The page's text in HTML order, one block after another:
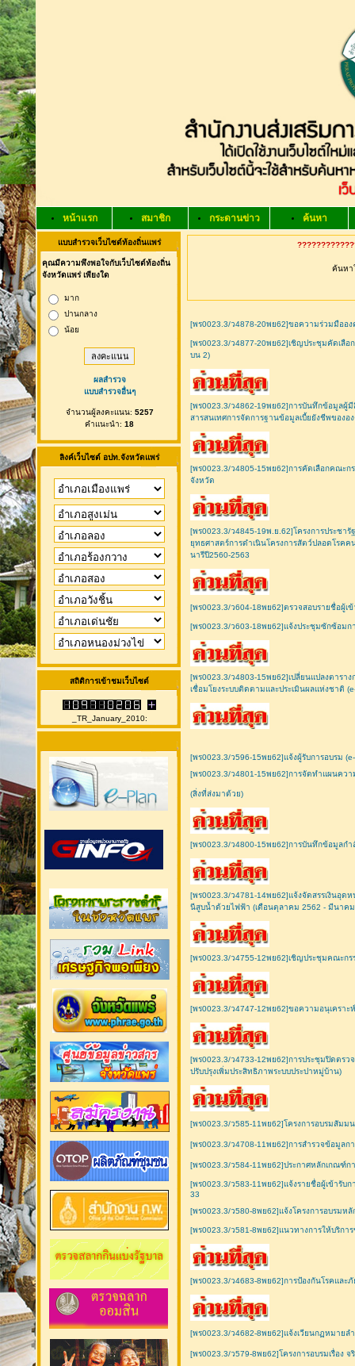
หน้าแรก สมาชิก กระดานข่าว ค้นหา
แบบสำรวจเว็บไซต์ท้องถิ่นแพร่
คุณมีความพึงพอใจกับเว็บไซต์ท้องถิ่น
จังหวัดแพร่ เพียงใด
มาก
ปานกลาง
น้อย
ผลสำรวจ
แบบสำรวจอื่นๆ
จำนวนผู้ลงคะแนน: 5257
คำแนะนำ: 18
ลิงค์เว็บไซต์ อปท.จังหวัดแพร่
สถิติการเข้าชมเว็บไซต์
_TR_January_2010:
ค้นหา
[พร0023.3/ว4878-20พย62]ขอความร่วมมืออ
[พร0023.3/ว4877-20พย62]เชิญประชุมคัดเลื
บน 2)
[พร0023.3/ว4862-19พย62]การบันทึกข้อมูลผู้มี
สารสนเทศการจัดการฐานข้อมูลเบี้ยยังชีพของอ
[พร0023.3/ว4805-15พย62]การคัดเลือกคณะ
จังหวัด
[พร0023.3/ว4845-19พ.ย.62]โครงการประช
ยุทธศาสตร์การดำเนินโครงการสัตว์ปลอดโรค
นารีปี2560-2563
[พร0023.3/ว604-18พย62]ตรวจสอบรายชื่อผู้เ
[พร0023.3/ว603-18พย62]แจ้งประชุมซักซ้อม
[พร0023.3/ว4803-15พย62]เปลี่ยนแปลงตารา
เชื่อมโยงระบบติดตามและประเมินผลแห่งชาติ
[พร0023.3/ว596-15พย62]แจ้งผู้รับการอบรม
[พร0023.3/ว4801-15พย62]การจัดทำแผนคว
(สิ่งที่ส่งมาด้วย)
[พร0023.3/ว4800-15พย62]การบันทึกข้อมูลก
[พร0023.3/ว4781-14พย62]แจ้งจัดสรรเงินอุ
นีสูบน้ำด้วยไฟฟ้า (เดือนตุลาคม 2562 - มีนาค
[พร0023.3/ว4755-12พย62]เชิญประชุมคณะก
[พร0023.3/ว4747-12พย62]ขอความอนุเครา
[พร0023.3/ว4733-12พย62]การประชุมปิดตร
ปรับปรุงเพิ่มประสิทธิภาพระบบประปาหมู่บ้าน)
[พร0023.3/ว585-11พย62]โครงการอบรมสัม
[พร0023.3/ว4708-11พย62]การสำรวจข้อมูล
[พร0023.3/ว584-11พย62]ประกาศหลักเกณฑ์ก
[พร0023.3/ว583-11พย62]แจ้งรายชื่อผู้เข้ารับ
33
[พร0023.3/ว580-8พย62]แจ้งโครงการอบรม
[พร0023.3/ว581-8พย62]แนวทางการให้บริกา
[พร0023.3/ว4683-8พย62]การป้องกันโรคและ
[พร0023.3/ว4682-8พย62]แจ้งเวียนกฏหมาย
[พร0023.3/ว579-8พย62]โครงการอบรมเรื่อง